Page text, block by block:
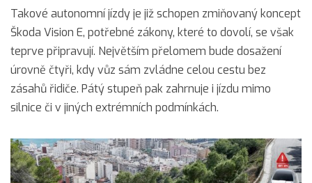
Takové autonomní jízdy je již schopen zmiňovaný koncept
Škoda Vision E, potřebné zákony, které to dovolí, se však
teprve připravují. Největším přelomem bude dosažení
úrovně čtyři, kdy vůz sám zvládne celou cestu bez
zásahů řidiče. Pátý stupeň pak zahrnuje i jízdu mimo
silnice či v jiných extrémních podmínkách.